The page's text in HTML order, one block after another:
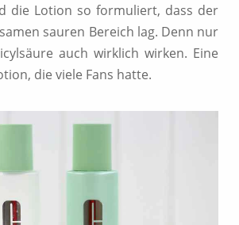
die Lotion so formuliert, dass der
sauren Bereich lag. Denn nur
auch wirklich wirken. Eine
die viele Fans hatte.